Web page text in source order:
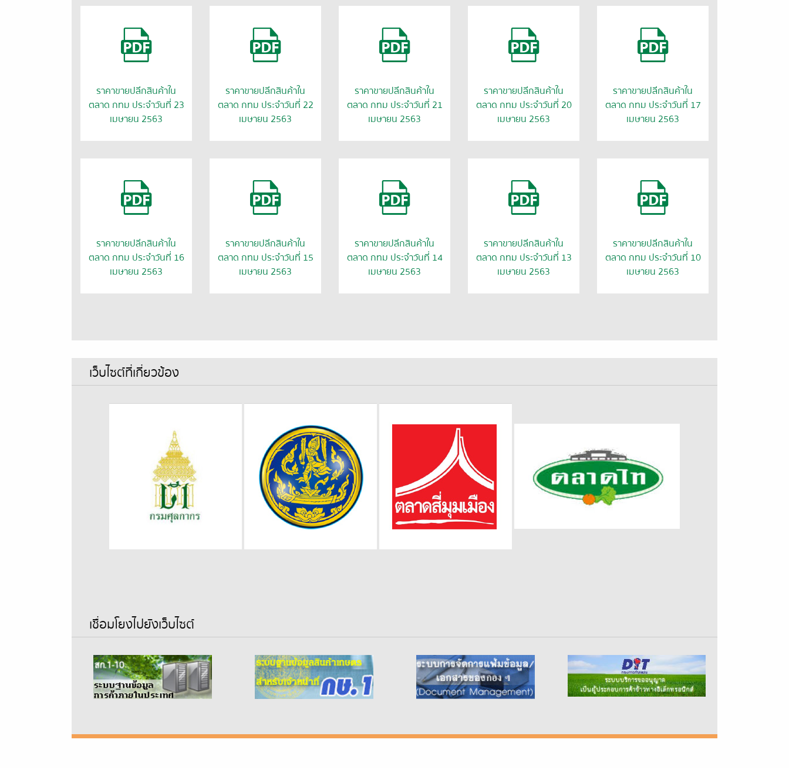
ราคาขายปลีกสินค้าใน
ตลาด กทม ประจำวันที่ 23
เมษายน 2563
ราคาขายปลีกสินค้าใน
ตลาด กทม ประจำวันที่ 22
เมษายน 2563
ราคาขายปลีกสินค้าใน
ตลาด กทม ประจำวันที่ 21
เมษายน 2563
ราคาขายปลีกสินค้าใน
ตลาด กทม ประจำวันที่ 20
เมษายน 2563
ราคาขายปลีกสินค้าใน
ตลาด กทม ประจำวันที่ 17
เมษายน 2563
ราคาขายปลีกสินค้าใน
ตลาด กทม ประจำวันที่ 16
เมษายน 2563
ราคาขายปลีกสินค้าใน
ตลาด กทม ประจำวันที่ 15
เมษายน 2563
ราคาขายปลีกสินค้าใน
ตลาด กทม ประจำวันที่ 14
เมษายน 2563
ราคาขายปลีกสินค้าใน
ตลาด กทม ประจำวันที่ 13
เมษายน 2563
ราคาขายปลีกสินค้าใน
ตลาด กทม ประจำวันที่ 10
เมษายน 2563
เว็บไซต์ที่เกี่ยวข้อง
เชื่อมโยงไปยังเว็บไซต์